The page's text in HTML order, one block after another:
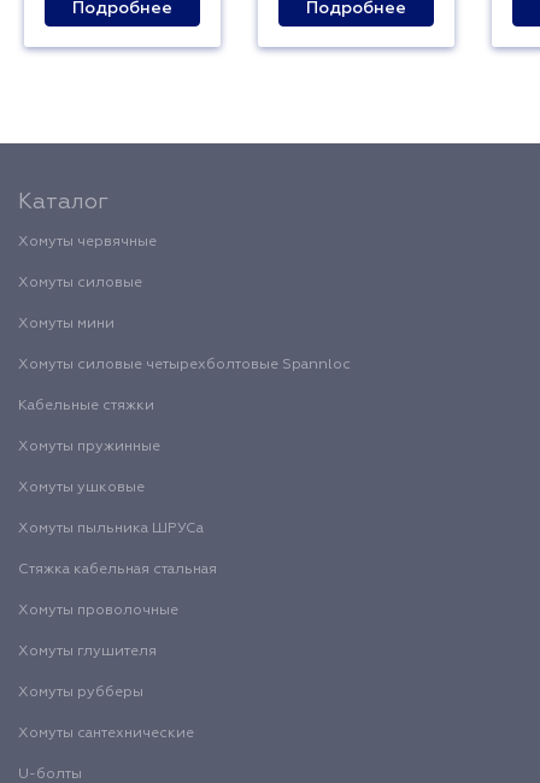
Подробнее Подробнее
Каталог
Хомуты червячные
Хомуты силовые
Хомуты мини
Хомуты силовые четырехболтовые Spannloc
Кабельные стяжки
Хомуты пружинные
Хомуты ушковые
Хомуты пыльника ШРУСа
Стяжка кабельная стальная
Хомуты проволочные
Хомуты глушителя
Хомуты рубберы
Хомуты сантехнические
U-болты